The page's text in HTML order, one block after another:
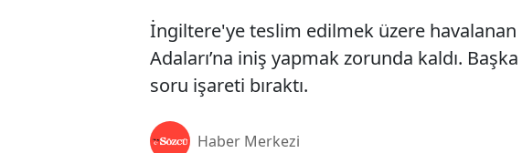
İngiltere'ye teslim edilmek üzere havalanan
Adaları’na iniş yapmak zorunda kaldı.
soru işareti bıraktı.
Haber Merkezi